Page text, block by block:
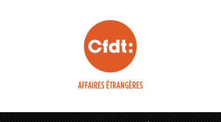
AFFAIRES ÉTRANGÈRES